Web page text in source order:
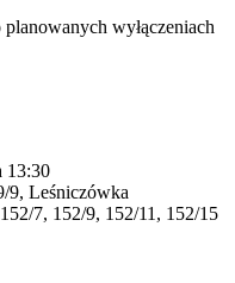
wyłączeniach
13:30
9, Leśniczówka
7, 152/9, 152/11, 152/15